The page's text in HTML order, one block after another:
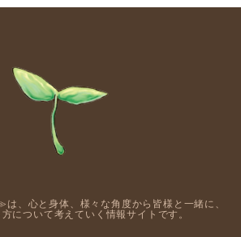
、心と身体、様々な角度から皆様と一緒に、
について考えていく情報サイトです。